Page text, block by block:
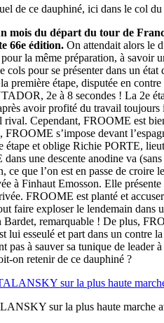
de ce dauphiné, ici dans le col
mois du départ du tour de
66e édition. On attendait alors le
la même préparation, à savoir
cols pour se présenter dans un
première étape, disputée en
2e à 8 secondes ! La 2e
avoir profité du travail toujours
Cependant, FROOME est
s’impose devant
étape et oblige Richie PORTE,
une descente anodine va
ce que l’on est en passe de
à Finhaut Emosson. Elle
FROOME est planté et
faire exploser le lendemain dans
remarquable ! De plus,
esseulé et part dans un contre
pas à sauver sa tunique de leader
on retenir de ce dauphiné ?
sur la plus haute